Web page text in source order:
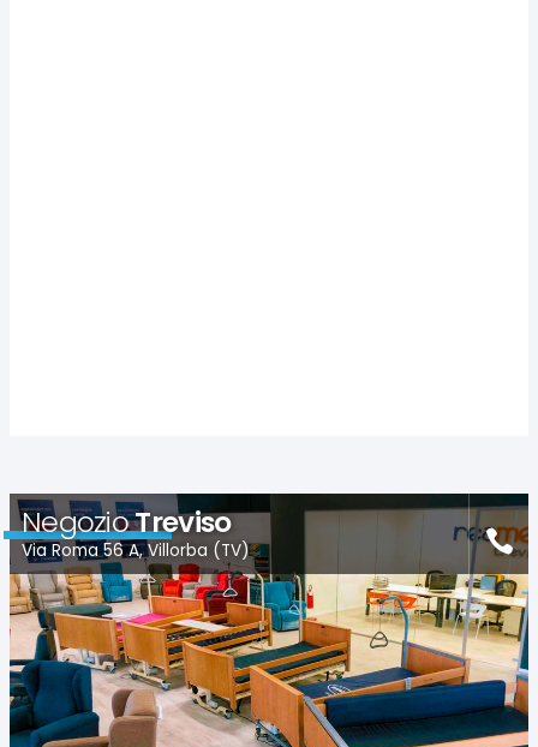
NegozioTreviso
Via Roma 56 A, Villorba (TV)